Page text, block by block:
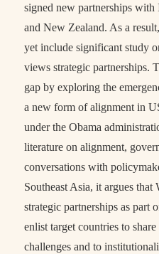
signed new partnerships
and New Zealand. As a
yet include significant study
views strategic partnerships.
gap by exploring the
a new form of alignment in
under the Obama
literature on alignment,
conversations with
Southeast Asia, it argues that
strategic partnerships as part
enlist target countries to
challenges and to